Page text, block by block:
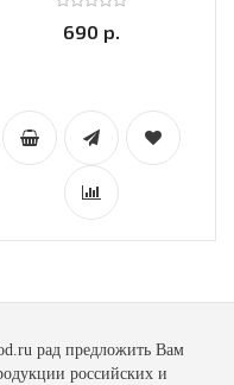
690 р.
рад предложить Вам
российских и